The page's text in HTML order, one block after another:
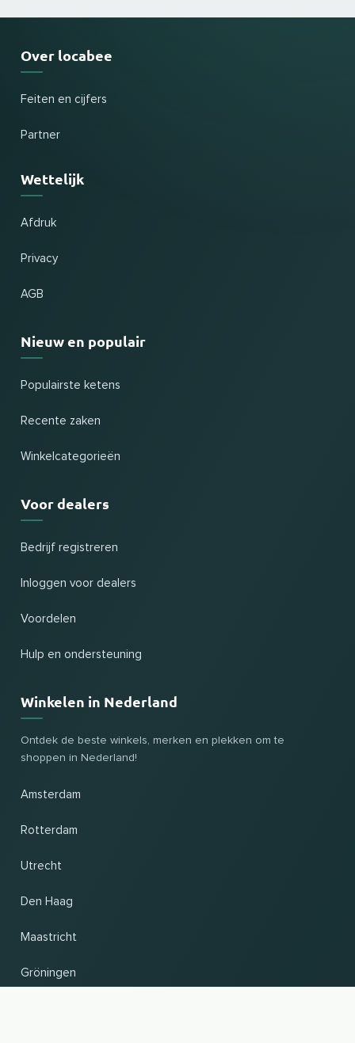
Over locabee
Feiten en cijfers
Partner
Wettelijk
Afdruk
Privacy
AGB
Nieuw en populair
Populairste ketens
Recente zaken
Winkelcategorieën
Voor dealers
Bedrijf registreren
Inloggen voor dealers
Voordelen
Hulp en ondersteuning
Winkelen in Nederland
Ontdek de beste winkels, merken en plekken om te
shoppen in Nederland!
Amsterdam
Rotterdam
Utrecht
Den Haag
Maastricht
Gröningen